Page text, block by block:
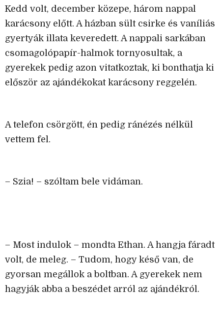
Kedd volt, december közepe, három nappal
karácsony előtt. A házban sült csirke és vaníliás
gyertyák illata keveredett. A nappali sarkában
csomagolópapír-halmok tornyosultak, a
gyerekek pedig azon vitatkoztak, ki bonthatja ki
először az ajándékokat karácsony reggelén.
A telefon csörgött, én pedig ránézés nélkül
vettem fel.
– Szia! – szóltam bele vidáman.
– Most indulok – mondta Ethan. A hangja fáradt
volt, de meleg. – Tudom, hogy késő van, de
gyorsan megállok a boltban. A gyerekek nem
hagyják abba a beszédet arról az ajándékról.